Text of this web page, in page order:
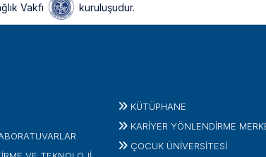
Vakfı kuruluşudur.
KÜTÜPHANE
KARİYER YÖNLENDİRME
ÇOCUK ÜNIVERSITESI